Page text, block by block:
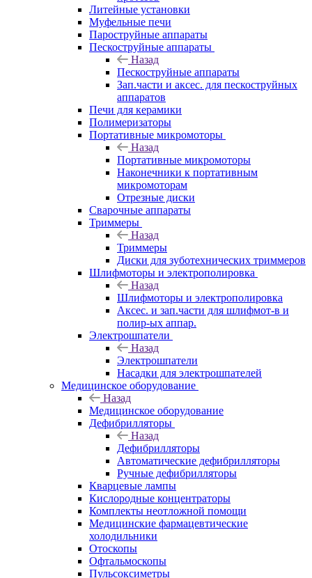
Литейные установки
Муфельные печи
Пароструйные аппараты
Пескоструйные аппараты
Назад
Пескоструйные аппараты
Зап.части и аксес. для пескоструйных
аппаратов
Печи для керамики
Полимеризаторы
Портативные микромоторы
Назад
Портативные микромоторы
Наконечники к портативным
микромоторам
Отрезные диски
Сварочные аппараты
Триммеры
Назад
Триммеры
Диски для зуботехнических триммеров
Шлифмоторы и электрополировка
Назад
Шлифмоторы и электрополировка
Аксес. и зап.части для шлифмот-в и
полир-ых аппар.
Электрошпатели
Назад
Электрошпатели
Насадки для электрошпателей
Медицинское оборудование
Назад
Медицинское оборудование
Дефибрилляторы
Назад
Дефибрилляторы
Автоматические дефибрилляторы
Ручные дефибрилляторы
Кварцевые лампы
Кислородные концентраторы
Комплекты неотложной помощи
Медицинские фармацевтические
холодильники
Отоскопы
Офтальмоскопы
Пульсоксиметры